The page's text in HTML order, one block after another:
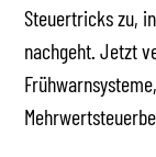
Steuertricks zu,
nachgeht. Jetzt